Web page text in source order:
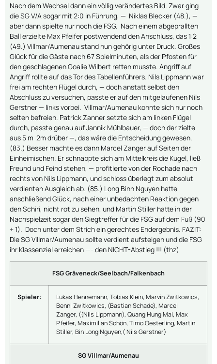
Nach dem Wechsel dann ein völlig verändertes Bild. Zwar ging
die SG V/A sogar mit 2:0 in Führung, — Niklas Blecker (48.), —
aber dann spielte nur noch die FSG. Nach einem abgeprallten
Ball erzielte Max Pfeifer postwendend den Anschluss, das 1:2
(49.) Villmar/Aumenau stand nun gehörig unter Druck. Großes
Glück für die Gäste nach 67 Spielminuten, als der Pfosten für
den geschlagenen Goalie Wilbert retten musste. Angriff auf
Angriff rollte auf das Tor des Tabellenführers. Nils Lippmann war
frei am rechten Flügel durch, — doch anstatt selbst den
Abschluss zu versuchen, passte er auf den mitgelaufenen Nils
Gerstner — links vorbei. Villmar/Aumenau konnte sich nur noch
selten befreien. Patrick Zanner setzte sich am linken Flügel
durch, passte genau auf Jannik Mühlbauer, — doch der zielte
aus 5 m 2m drüber —, das wäre die Entscheidung gewesen.
(83.) Besser machte es dann Marcel Zanger auf Seiten der
Einheimischen. Er schnappte sich am Mittelkreis die Kugel, ließ
Freund und Feind stehen, — profitierte von der Rochade nach
rechts von Nils Lippmann, und schloss überlegt zum absolut
verdienten Ausgleich ab. (85.) Long Binh Nguyen hatte
anschließend Glück, nach einer unbedachten Reaktion gegen
den Schiri, nicht rot zu sehen, und Martin Stiller hatte in der
Nachspielzeit sogar den Siegtreffer für die FSG auf dem Fuß (90
+ 1). Doch unter dem Strich ein gerechtes Endergebnis. FAZIT:
Die SG Villmar/Aumenau sollte verdient aufsteigen und die FSG
ihr Klassenziel erreichen —- den NICHT-Abstieg !!! (thz)
FSG Gräveneck/Seelbach/Falkenbach
Spieler:
Lukas Hennemann, Tobias Klein, Marvin Zwitkowics,
Benni Zwitkowics, (Bastian Schade), Marcel
Zanger, ((Nils Lippmann), Quang Hung Mai, Max
Pfeifer, Maximilian Schön, Timo Oesterling, Martin
Stiller, Bin Long Nguyen,( Nils Gerstner)
SG Villmar/Aumenau